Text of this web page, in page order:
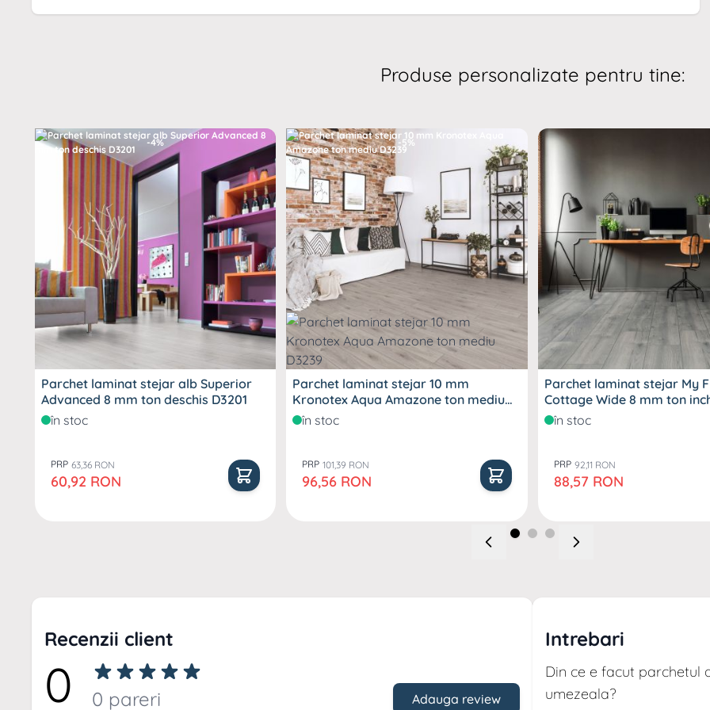
Rezistenta termica: 0.0885 [(m² * K)/W]
se integreaza perfect în orice decor modern.
Swiss Krono este un lider recunoscut în industria parchetului laminat, oferind produse de înalta calitate cu
un accent pe sustenabilitate. Fiecare produs este realizat din lemn provenit din paduri gestionate sustenabil,
asigurându-se astfel un impact minim asupra mediului. Brandul se mândreste cu inovatia si designul sau,
oferind solutii versatile pentru orice tip de spatiu.
Produse personalizate pentru tine:
-4%
Parchet laminat stejar alb Superior
Advanced 8 mm ton deschis D3201
în stoc
PRP 63,36 RON
Pret special
60,92 RON
-5%
Parchet laminat stejar 10 mm
Kronotex Aqua Amazone ton mediu
D3239
în stoc
PRP 101,39 RON
Pret special
96,56 RON
Parchet laminat stejar My
Cottage Wide 8 mm
în stoc
PRP 92,11 RON
Pret special
88,57 RON
Recenzii client
0 0 pareri Adauga review
Intrebari
Din ce e facut parchetul
umezeala?